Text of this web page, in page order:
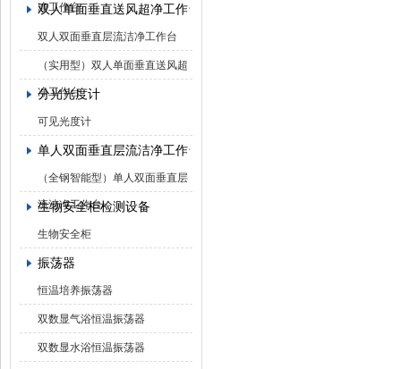
净工作台
双人单面垂直送风超净工作台
双人双面垂直层流洁净工作台
（实用型）双人单面垂直送风超
净工作台
分光光度计
可见光度计
单人双面垂直层流洁净工作台
（全钢智能型）单人双面垂直层
流洁净工作台
生物安全柜检测设备
生物安全柜
振荡器
恒温培养振荡器
双数显气浴恒温振荡器
双数显水浴恒温振荡器